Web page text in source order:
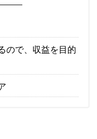
ので、収益を目的